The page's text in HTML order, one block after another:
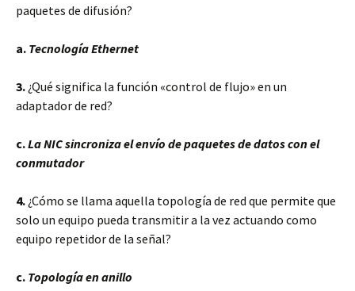
paquetes de difusión?
a. Tecnología Ethernet
3. ¿Qué significa la función «control de flujo» en un
adaptador de red?
c.La NIC sincroniza el envío de paquetes de datos con el
conmutador
4. ¿Cómo se llama aquella topología de red que permite que
solo un equipo pueda transmitir a la vez actuando como
equipo repetidor de la señal?
c. Topología en anillo